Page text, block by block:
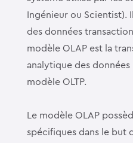
Ingénieur ou Scientist).
des données
modèle OLAP est la
analytique des données
modèle OLTP.
Le modèle OLAP
spécifiques dans le but